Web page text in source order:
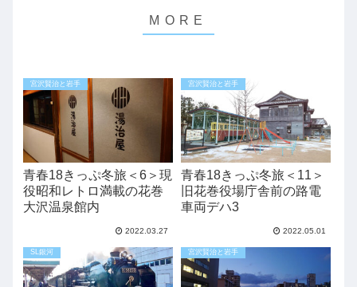
宮沢賢治と岩手
青春18きっぷ冬旅＜6＞現
役昭和レトロ満載の花巻
大沢温泉館内
2022.03.27
宮沢賢治と岩手
青春18きっぷ冬旅＜11＞
旧花巻役場庁舎前の路電
車両デハ3
2022.05.01
SL銀河 宮沢賢治と岩手